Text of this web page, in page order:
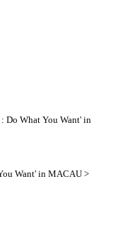
Do What You Want' in
Want' in MACAU >